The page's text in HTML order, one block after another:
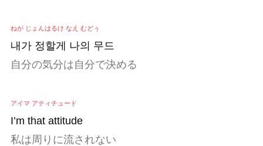
ねが じょんはるけ なえ むどぅ
내가 정할게 나의 무드
自分の気分は自分で決める
アイマ アティチュード
I’m that attitude
私は周りに流されない